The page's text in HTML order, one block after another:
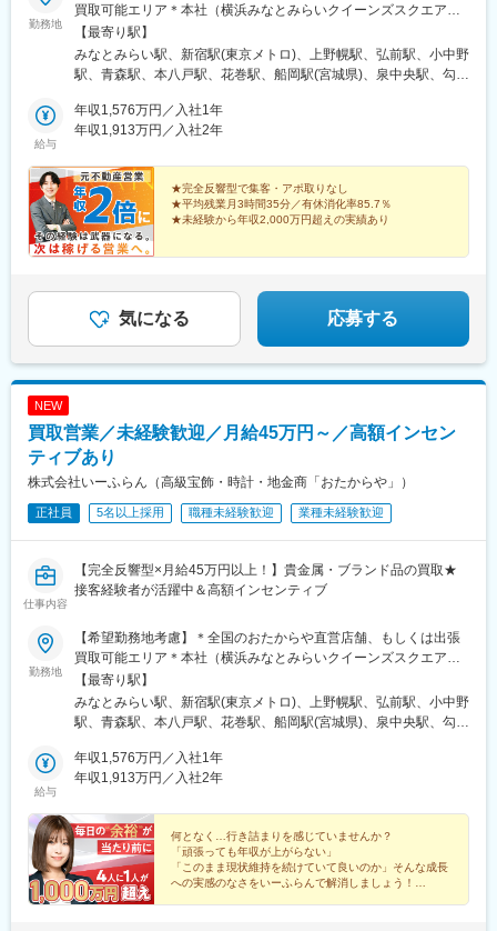
勤務地
買取可能エリア＊本社（横浜みなとみらいクイーンズスクエア）
＊新宿（新宿駅徒歩2分）※研修会場★ご入社後は2週間は本社近
隣店舗にて研修のため、遠方の方は一時的な滞在が必要となりま
す。ご了承ください。★直営店舗で勤務いただけます。勤務地の
舗を探す』ページをご確認ください。<本社アクセス>■横浜高速
鉄道みなとみらい線「みなとみらい駅」直結■JR根岸線、市営地
開予定のため、海外出張も可能です
【最寄り駅】
みなとみらい駅、新宿駅(東京メトロ)、上野幌駅、弘前駅、小中野
駅、青森駅、本八戸駅、花巻駅、船岡駅(宮城県)、泉中央駅、勾当
田急多摩センター駅、ひばりケ丘駅(東京都)、八王子駅、自由が丘
駅、蒲田駅、豊田駅、武蔵小金井駅、浅草駅(ＴＸ)、池袋駅、吉祥
駅、糀谷駅、渋谷駅、銀座駅、立川北駅、浜田山駅、西荻窪駅、
大森駅(東京都)、成城学園前駅、三軒茶屋駅、橋本駅(神奈川県)、
武蔵小山駅、目黒駅、新宿駅、武蔵境駅、金町駅(東京都)、福生
駅、三鷹駅、町田駅、赤羽駅、曳舟駅、本厚木駅、二俣川駅、横
浜駅、かしわ台駅、三ツ境駅、向ケ丘遊園駅、古淵駅、平塚駅、
県)、横須賀中央駅、衣笠駅、上溝駅、藤沢駅、大和駅(神奈川
県)、北小金駅、京成千葉駅、西船橋駅、京成幕張駅、流山おおた
かの森駅、柏駅、新津田沼駅、本八幡駅(総武線)、松戸駅、五井
駅(長野県)、磐田駅、安倍川駅、新静岡駅、新居町駅、本吉原駅、
上前津駅、藤が丘駅(愛知県)、東刈谷駅、美合駅、戸田駅(愛知
県)、神領駅、西日野駅、伏見桃山駅、祇園四条駅、西院駅(阪急
線)、烏丸駅、津久野駅、心斎橋駅、森ノ宮駅、天満駅、大阪難波
駅、淡路駅、山陽垂水駅、山陽姫路駅、旧居留地・大丸前駅、西
戸駅、太田駅(香川県)、新居浜駅、徳島駅、下松駅(山口県)、天神
南駅、平和通駅、南小倉駅、博多駅、室見駅、西鉄平尾駅、佐世
駅、新宿西口駅、中央弘前駅、広瀬通駅、京王多摩センター駅、
京王八王子駅、奥沢駅、蓮沼駅、田原町駅(東京都)、東池袋駅、井
の頭公園駅、大塚駅前駅、亀戸水神駅、上野御徒町駅、大鳥居
駅、神泉駅、東銀座駅、立川駅、大森海岸駅、西太子堂駅、牛田
駅(東京都)、西小山駅、銀座一丁目駅、京成金町駅、東福生駅、赤
羽岩淵駅、京成曳舟駅、平沼橋駅、登戸駅、神奈川駅、港南中央
駅、伊勢佐木長者町駅、汐入駅、栄町駅(千葉県)、京成西船駅、幕
張駅、津田沼駅、本八幡駅(都営線)、京成船橋駅、本川越駅、与野
永駅、桃山御陵前駅、京都河原町駅、西院駅(京福線)、四条駅(京
都市営)、長堀橋駅、玉造駅、扇町駅(大阪府)、なんば駅(地下鉄)、
ＪＲ淡路駅、垂水駅、姫路駅、神戸三宮駅(阪急・神戸高速)、花隈
駅、三田本町駅、岡本駅(兵庫県)、二上神社口駅、眉山ロープウェ
イ山麓駅、西鉄福岡駅、小倉駅(福岡県)、祇園駅(福岡県)、中佐世
給与
年収1,576万円／入社1年
年収1,913万円／入社2年
★完全反響型で集客・アポ取りなし
★平均残業月3時間35分／有休消化率85.7％
★未経験から年収2,000万円超えの実績あり
気になる 応募する
NEW
買取営業／未経験歓迎／月給45万円～／高額インセン
ティブあり
株式会社いーふらん（高級宝飾・時計・地金商「おたからや」）
正社員 5名以上採用 職種未経験歓迎 業種未経験歓迎
仕事内容
【完全反響型×月給45万円以上！】貴金属・ブランド品の買取★
接客経験者が活躍中＆高額インセンティブ
勤務地
【希望勤務地考慮】＊全国のおたからや直営店舗、もしくは出張
買取可能エリア＊本社（横浜みなとみらいクイーンズスクエア）
＊新宿（新宿駅徒歩2分）※研修会場★ご入社後は2週間は本社近
隣店舗にて研修のため、遠方の方は一時的な滞在が必要となりま
す。ご了承ください。★直営店舗で勤務いただけます。勤務地の
探す」をご覧ください。<本社アクセス>■横浜高速鉄道みなとみ
らい線「みなとみらい駅」直結■JR根岸線、市営地下鉄ブルーラ
め、海外出張も可能です
【最寄り駅】
みなとみらい駅、新宿駅(東京メトロ)、上野幌駅、弘前駅、小中野
駅、青森駅、本八戸駅、花巻駅、船岡駅(宮城県)、泉中央駅、勾当
田急多摩センター駅、ひばりケ丘駅(東京都)、八王子駅、自由が丘
駅、蒲田駅、武蔵小金井駅、浅草駅(ＴＸ)、池袋駅、吉祥寺駅、巣
駅、渋谷駅、銀座駅、立川北駅、浜田山駅、西荻窪駅、大森駅(東
京都)、成城学園前駅、三軒茶屋駅、橋本駅(神奈川県)、武蔵小山
駅、目黒駅、新宿駅、武蔵境駅、金町駅(東京都)、福生駅、三鷹
駅、町田駅、赤羽駅、曳舟駅、二俣川駅、横浜駅、かしわ台駅、
三ツ境駅、向ケ丘遊園駅、古淵駅、平塚駅、大口駅、上大岡駅、
給与
年収1,576万円／入社1年
年収1,913万円／入社2年
何となく…行き詰まりを感じていませんか？
「頑張っても年収が上がらない」
「このまま現状維持を続けていて良いのか」そんな成長
への実感のなさをいーふらんで解消しましょう！